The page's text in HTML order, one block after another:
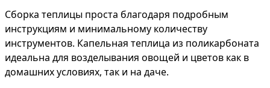
Сборка теплицы проста благодаря подробным
инструкциям и минимальному количеству
инструментов. Капельная теплица из поликарбоната
идеальна для возделывания овощей и цветов как в
домашних условиях, так и на даче.